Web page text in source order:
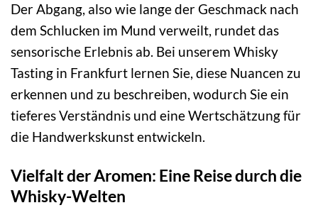
Der Abgang, also wie lange der Geschmack nach
dem Schlucken im Mund verweilt, rundet das
sensorische Erlebnis ab. Bei unserem Whisky
Tasting in Frankfurt lernen Sie, diese Nuancen zu
erkennen und zu beschreiben, wodurch Sie ein
tieferes Verständnis und eine Wertschätzung für
die Handwerkskunst entwickeln.
Vielfalt der Aromen: Eine Reise durch die
Whisky-Welten